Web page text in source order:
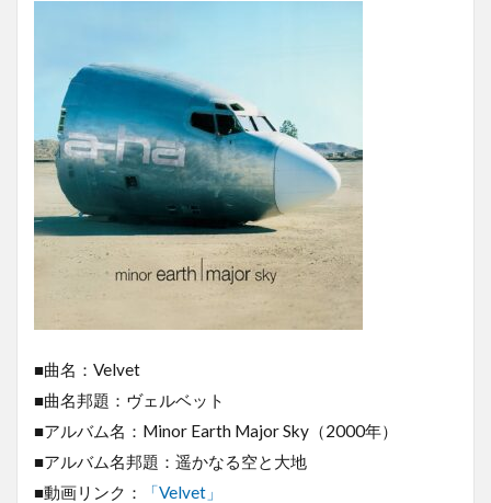
■曲名：Velvet
■曲名邦題：ヴェルベット
■アルバム名：Minor Earth Major Sky（2000年）
■アルバム名邦題：遥かなる空と大地
■動画リンク：
「Velvet」